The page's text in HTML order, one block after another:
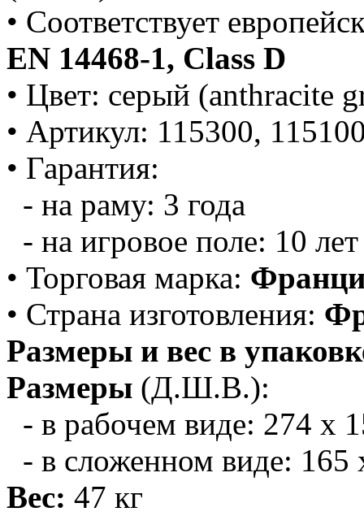
• Соответствует
EN 14468-1, Class D
• Цвет: серый (anthracite
• Артикул: 115300,
• Гарантия:
- на раму: 3 года
- на игровое поле: 10 лет
• Торговая марка:
• Страна изготовления:
Размеры и вес в
Размеры (Д.Ш.В.):
- в рабочем виде: 274 х
- в сложенном виде: 165
Вес: 47 кг